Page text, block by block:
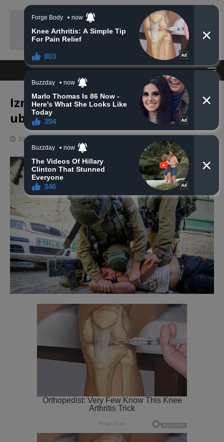
Izraelskim vojnicima imunitet za
ubijanje Palestinaca
29 svibnja, 2019